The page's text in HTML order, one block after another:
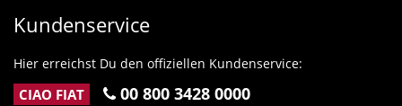
Kundenservice
Hier erreichst Du den offiziellen Kundenservice:
CIAO FIAT 00 800 3428 0000